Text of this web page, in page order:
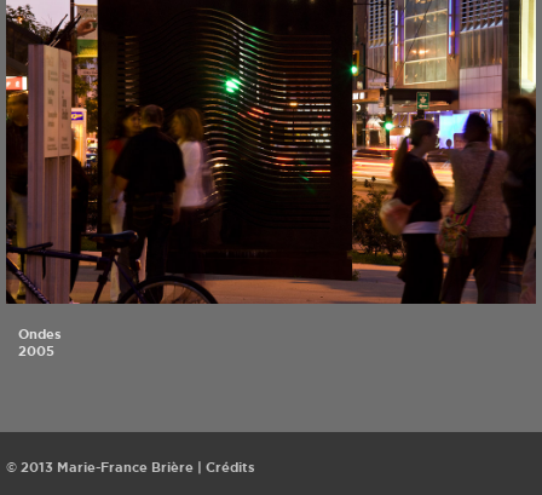
Ondes
2005
© 2013 Marie-France Brière | Crédits